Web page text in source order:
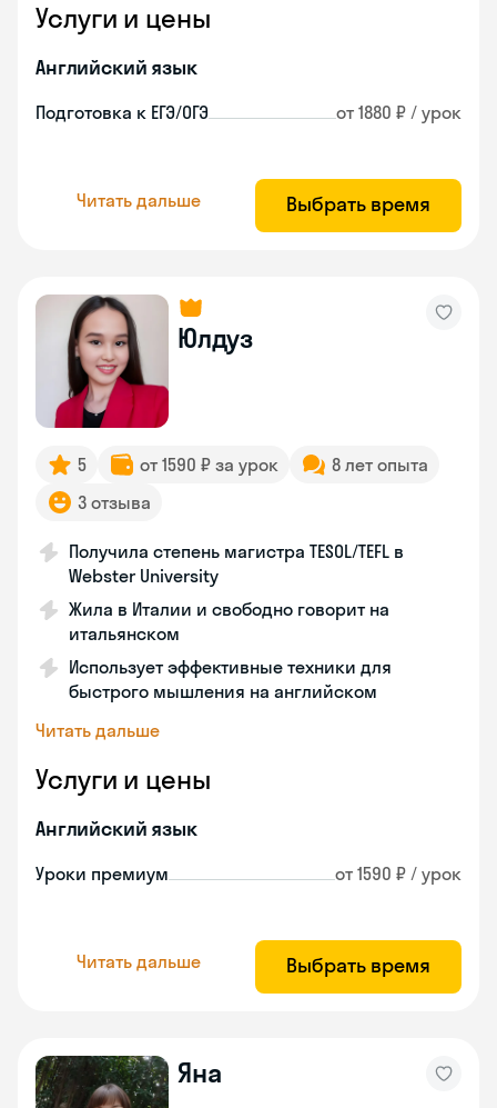
Услуги и цены
Английский язык
Подготовка к ЕГЭ/ОГЭ от 1880 ₽ / урок
Читать дальше Выбрать время
Юлдуз
5 от 1590 ₽ за урок
8 лет опыта
3 отзыва
Получила степень магистра TESOL/TEFL в
Webster University
Жила в Италии и свободно говорит на
итальянском
Использует эффективные техники для
быстрого мышления на английском
Читать дальше
Услуги и цены
Английский язык
Уроки премиум от 1590 ₽ / урок
Читать дальше Выбрать время
Яна